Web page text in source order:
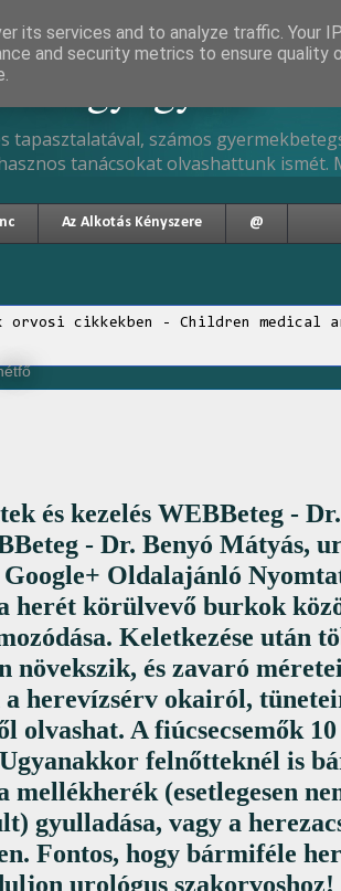
tapasztalatával, számos
tanácsokat olvashattunk ismét.
Az Alkotás Kényszere @
orvosi cikkekben - Children medical
és kezelés WEBBeteg -
- Dr. Benyó Mátyás,
Google+ Oldalajánló
herét körülvevő burkok
Keletkezése után
növekszik, és zavaró
herevízsérv okairól,
olvashat. A fiúcsecsemők
felnőtteknél is
(esetlegesen
gyulladása, vagy a
Fontos, hogy bármiféle
urológus szakorvoshoz!
its services and to analyze traffic. Your
and security metrics to ensure quality